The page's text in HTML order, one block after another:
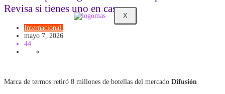
X
Revisa si tienes uno en casa
Internacional
mayo 7, 2026
44
Marca de termos retiró 8 millones de botellas del mercado Difusión